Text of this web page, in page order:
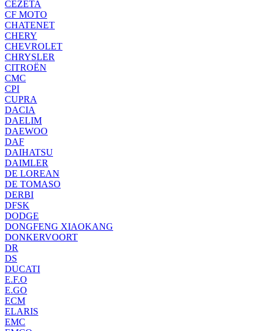
CEZETA
CF MOTO
CHATENET
CHERY
CHEVROLET
CHRYSLER
CITROËN
CMC
CPI
CUPRA
DACIA
DAELIM
DAEWOO
DAF
DAIHATSU
DAIMLER
DE LOREAN
DE TOMASO
DERBI
DFSK
DODGE
DONGFENG XIAOKANG
DONKERVOORT
DR
DS
DUCATI
E.F.O
E.GO
ECM
ELARIS
EMC